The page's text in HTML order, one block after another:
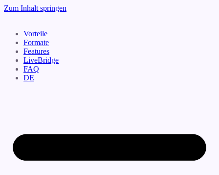
Zum Inhalt springen
Vorteile
Formate
Features
LiveBridge
FAQ
DE